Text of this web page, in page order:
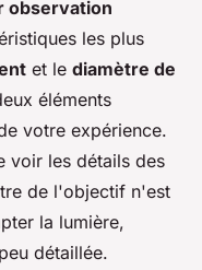
observation
les plus
et le diamètre de
éléments
votre expérience.
voir les détails des
de l'objectif n'est
la lumière,
détaillée.